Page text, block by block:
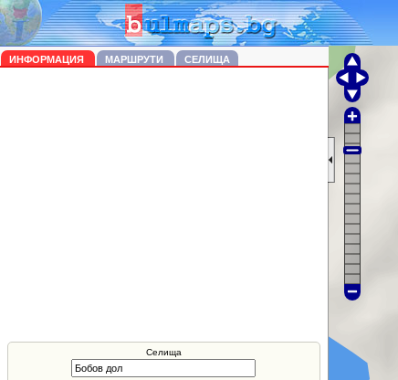
ИНФОРМАЦИЯ МАРШРУТИ СЕЛИЩА
Селища